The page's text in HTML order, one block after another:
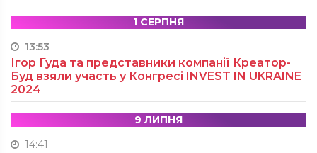
1 СЕРПНЯ
13:53
Ігор Гуда та представники компанії Креатор-
Буд взяли участь у Конгресі INVEST IN UKRAINE
2024
9 ЛИПНЯ
14:41